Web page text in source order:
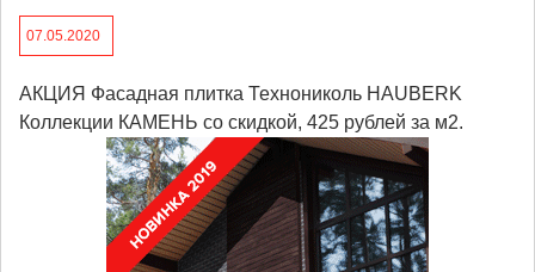
07.05.2020
АКЦИЯ Фасадная плитка Технониколь HAUBERK
Коллекции КАМЕНЬ со скидкой, 425 рyблей за м2.